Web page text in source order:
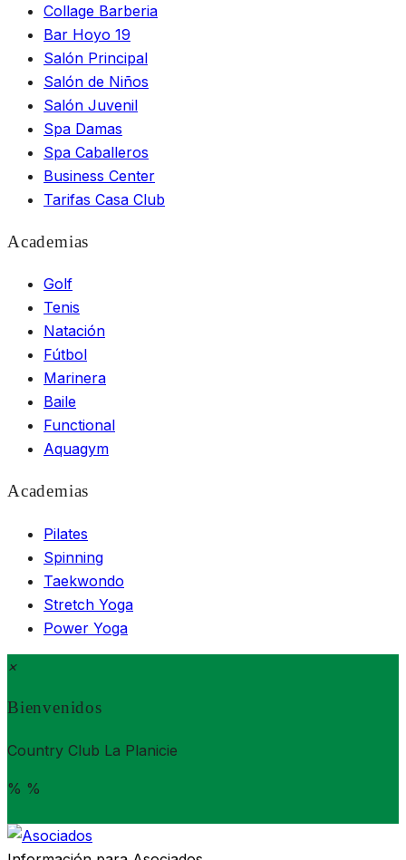
Collage Barberia
Bar Hoyo 19
Salón Principal
Salón de Niños
Salón Juvenil
Spa Damas
Spa Caballeros
Business Center
Tarifas Casa Club
Academias
Golf
Tenis
Natación
Fútbol
Marinera
Baile
Functional
Aquagym
Academias
Pilates
Spinning
Taekwondo
Stretch Yoga
Power Yoga
×
Bienvenidos
Country Club La Planicie
% %